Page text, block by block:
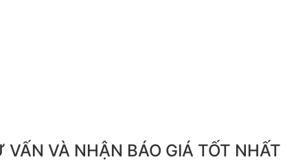
VÀ NHẬN BÁO GIÁ TỐT NHẤT